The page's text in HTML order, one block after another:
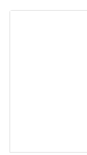
Sanrio de